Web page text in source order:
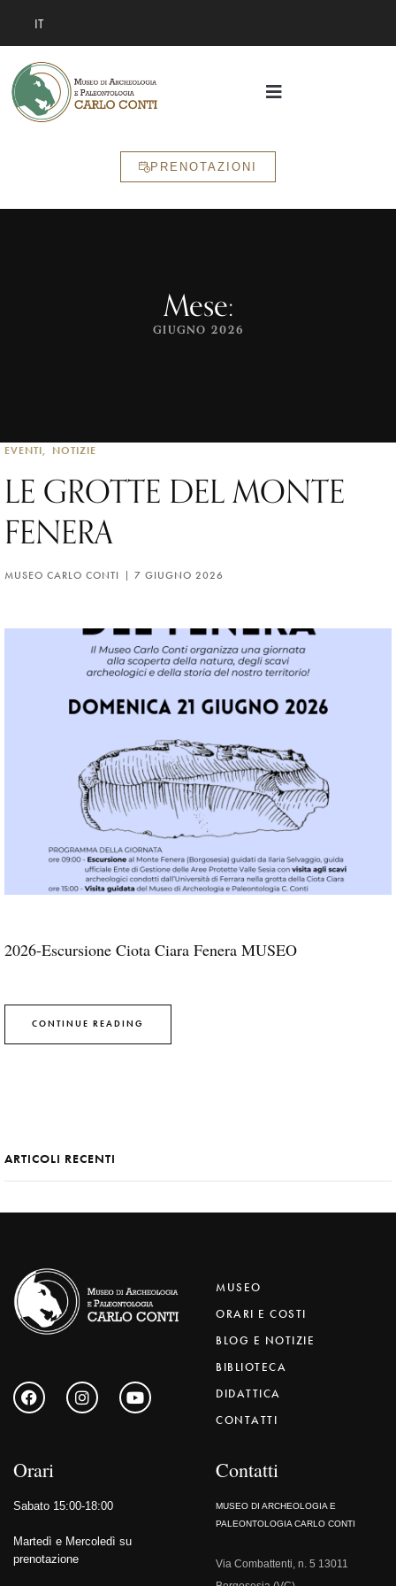
IT
PRENOTAZIONI
Mese:
GIUGNO 2026
EVENTI NOTIZIE
LE GROTTE DEL MONTE
FENERA
MUSEO CARLO CONTI 7 GIUGNO 2026
2026-Escursione Ciota Ciara Fenera MUSEO
CONTINUE READING
ARTICOLI RECENTI
MUSEO
ORARI E COSTI
BLOG E NOTIZIE
BIBLIOTECA
DIDATTICA
CONTATTI
Orari
Sabato 15:00-18:00
Martedì e Mercoledì su
prenotazione
Contatti
MUSEO DI ARCHEOLOGIA E
PALEONTOLOGIA CARLO CONTI
Via Combattenti, n. 5 13011